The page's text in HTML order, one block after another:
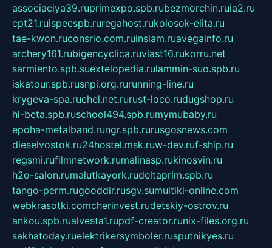
associaciya39.ruprimexpo.spb.rubezmorchin.ruia2.ru
cpt21.ruispecspb.ruregahost.rukolosok-elita.ru
tae-kwon.ruconsrio.com.ruinsiam.ruavegainfo.ru
archery161.rubigencyclica.ruvlast16.rukorru.net
sarmiento.spb.suextelopedia.rulammin-suo.spb.ru
iskatour.spb.rusnpi.org.rurunning-line.ru
krygeva-spa.ruchel.net.rurust-loco.rudugshop.ru
hl-beta.spb.ruschool494.spb.rumymubaby.ru
epoha-metalband.rungr.spb.rurusgosnews.com
dieselvostok.ru24hostel.msk.ruw-dev.ruf-ship.ru
regsmi.rufilmnetwork.rumalinasp.rukinosvin.ru
h2o-salon.rumalutkayork.rudeltaprim.spb.ru
tango-perm.rugooddir.rusgv.sumultiki-online.com
webkrasotki.comcherinvest.rudetskiy-ostrov.ru
ankou.spb.rualvesta1.rupdf-creator.runix-files.org.ru
sakhatoday.ruelektrikersymboler.rusputnikyes.ru